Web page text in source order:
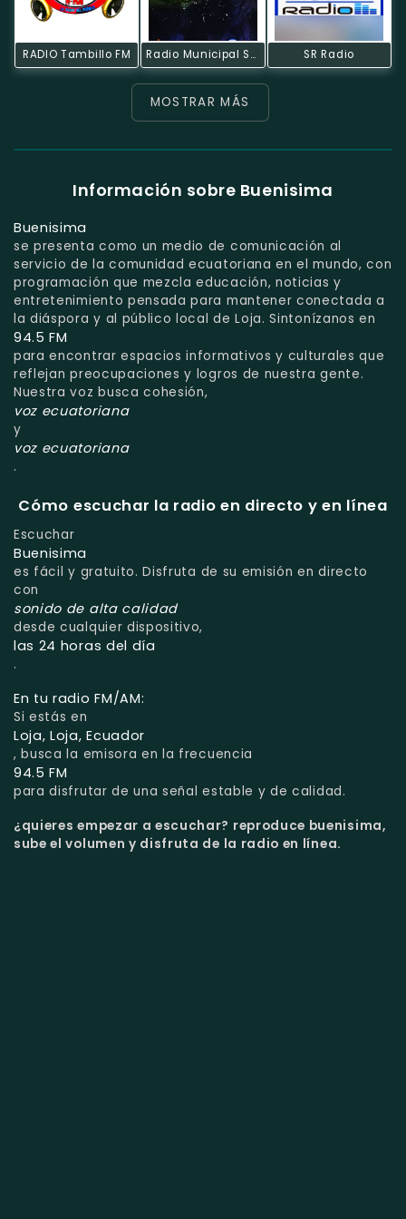
RADIO Tambillo FM Radio Municipal Saraguro SR Radio
MOSTRAR MÁS
Información sobre Buenisima
Buenisima
se presenta como un medio de comunicación al
servicio de la comunidad ecuatoriana en el mundo, con
programación que mezcla educación, noticias y
entretenimiento pensada para mantener conectada a
la diáspora y al público local de Loja. Sintonízanos en
94.5 FM
para encontrar espacios informativos y culturales que
reflejan preocupaciones y logros de nuestra gente.
Nuestra voz busca cohesión,
voz ecuatoriana
y
voz ecuatoriana
.
Cómo escuchar la radio en directo y en línea
Escuchar
Buenisima
es fácil y gratuito. Disfruta de su emisión en directo
con
sonido de alta calidad
desde cualquier dispositivo,
las 24 horas del día
.
En tu radio FM/AM:
Si estás en
Loja, Loja, Ecuador
, busca la emisora en la frecuencia
94.5 FM
para disfrutar de una señal estable y de calidad.
¿quieres empezar a escuchar? reproduce buenisima,
sube el volumen y disfruta de la radio en línea.